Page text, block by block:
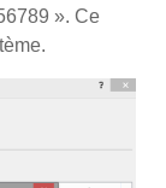
». Ce